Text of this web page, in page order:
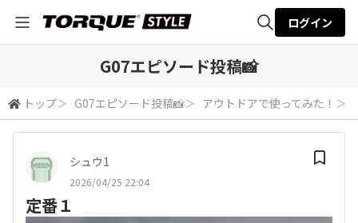
検索
ログイン
G07エピソード投稿📸
トップ＞ G07エピソード投稿📸＞ アウトドアで使ってみた！ ＞
シュウ1
2026/04/25 22:04
定番１